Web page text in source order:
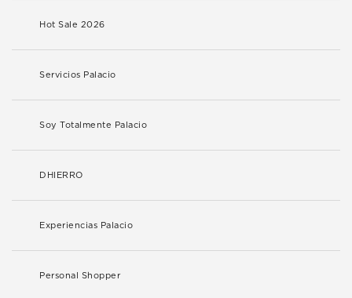
Hot Sale 2026
Servicios Palacio
Soy Totalmente Palacio
DHIERRO
Experiencias Palacio
Personal Shopper